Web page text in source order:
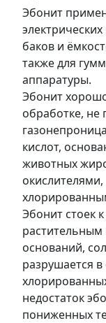
Эбонит
баков и
также для
аппаратуры.
Эбонит
обработке, не
кислот,
животных
Эбонит стоек
оснований,
разрушается
недостаток
пониженных